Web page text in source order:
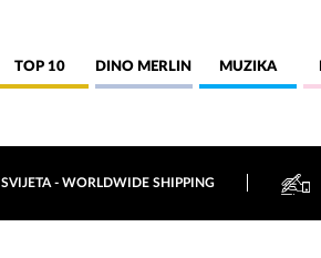
TOP 10 DINO MERLIN MUZIKA
- WORLDWIDE SHIPPING